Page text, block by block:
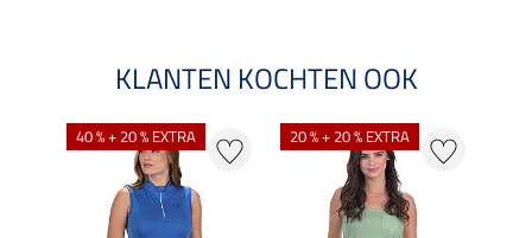
KLANTEN KOCHTEN OOK
40 % + 20 % EXTRA 20 % + 20 % EXTRA